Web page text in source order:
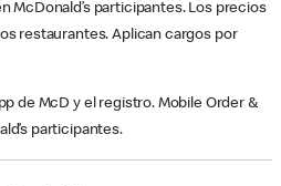
McDonald’s participantes. Los precios
restaurantes. Aplican cargos por
de McD y el registro. Mobile Order &
participantes.